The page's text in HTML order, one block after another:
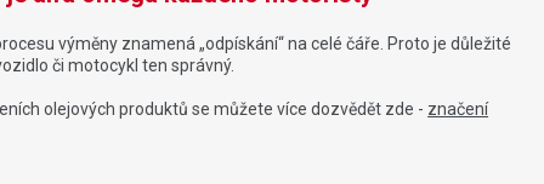
výměny znamená „odpískání“ na celé čáře. Proto je důležité
či motocykl ten správný.
olejových produktů se můžete více dozvědět zde - značení